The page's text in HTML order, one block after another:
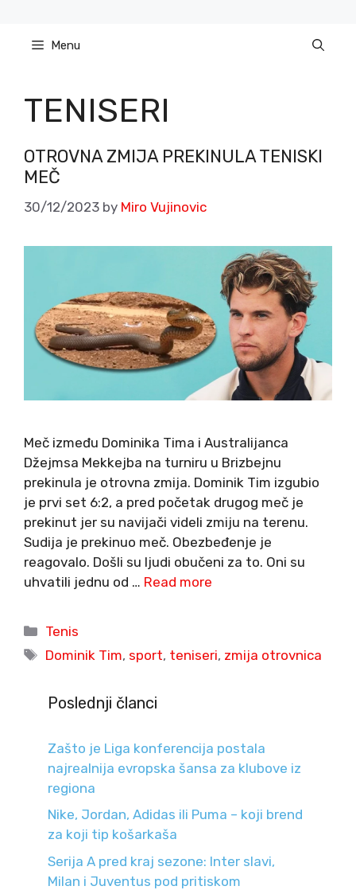
content Menu
TENISERI
OTROVNA ZMIJA PREKINULA TENISKI
MEČ
30/12/2023 by Miro Vujinovic
Meč između Dominika Tima i Australijanca
Džejmsa Mekkejba na turniru u Brizbejnu
prekinula je otrovna zmija. Dominik Tim izgubio
je prvi set 6:2, a pred početak drugog meč je
prekinut jer su navijači videli zmiju na terenu.
Sudija je prekinuo meč. Obezbeđenje je
reagovalo. Došli su ljudi obučeni za to. Oni su
uhvatili jednu od … Read more
Categories
Tenis
Tags
Dominik Tim, sport, teniseri, zmija otrovnica
Poslednji članci
Zašto je Liga konferencija postala
najrealnija evropska šansa za klubove iz
regiona
Nike, Jordan, Adidas ili Puma – koji brend
za koji tip košarkaša
Serija A pred kraj sezone: Inter slavi,
Milan i Juventus pod pritiskom